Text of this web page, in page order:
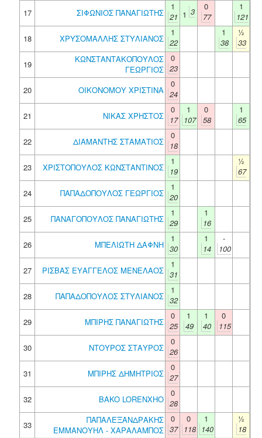
17
ΣΙΦΩΝΙΟΣ ΠΑΝΑΓΙΩΤΗΣ
1
21 1 3
0
77
1
121
18
ΧΡΥΣΟΜΑΛΛΗΣ ΣΤΥΛΙΑΝΟΣ
1
22
1
38
½
33
19
ΚΩΝΣΤΑΝΤΑΚΟΠΟΥΛΟΣ
ΓΕΩΡΓΙΟΣ
0
23
20
ΟΙΚΟΝΟΜΟΥ ΧΡΙΣΤΙΝΑ
0
24
21
ΝΙΚΑΣ ΧΡΗΣΤΟΣ
0
17
1
107
0
58
1
65
22
ΔΙΑΜΑΝΤΗΣ ΣΤΑΜΑΤΙΟΣ
0
18
23
ΧΡΙΣΤΟΠΟΥΛΟΣ ΚΩΝΣΤΑΝΤΙΝΟΣ
1
19
½
67
24
ΠΑΠΑΔΟΠΟΥΛΟΣ ΓΕΩΡΓΙΟΣ
1
20
25
ΠΑΝΑΓΟΠΟΥΛΟΣ ΠΑΝΑΓΙΩΤΗΣ
1
29
1
16
26
ΜΠΕΛΙΩΤΗ ΔΑΦΝΗ
1
30
1
14
-
100
27
ΡΙΣΒΑΣ ΕΥΑΓΓΕΛΟΣ ΜΕΝΕΛΑΟΣ
1
31
28
ΠΑΠΑΔΟΠΟΥΛΟΣ ΣΤΥΛΙΑΝΟΣ
1
32
29
ΜΠΙΡΗΣ ΠΑΝΑΓΙΩΤΗΣ
0
25
1
49
1
40
0
115
30
ΝΤΟΥΡΟΣ ΣΤΑΥΡΟΣ
0
26
31
ΜΠΙΡΗΣ ΔΗΜΗΤΡΙΟΣ
0
27
32
BAKO LORENXHO
0
28
33
ΠΑΠΑΛΕΞΑΝΔΡΑΚΗΣ
ΕΜΜΑΝΟΥΗΛ - ΧΑΡΑΛΑΜΠΟΣ
0
37
0
118
1
140
½
18